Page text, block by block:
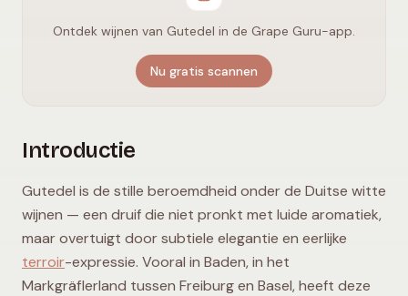
Ontdek wijnen van Gutedel in de Grape Guru-app.
Nu gratis scannen
Introductie
Gutedel is de stille beroemdheid onder de Duitse witte
wijnen — een druif die niet pronkt met luide aromatiek,
maar overtuigt door subtiele elegantie en eerlijke
terroir-expressie. Vooral in Baden, in het
Markgräflerland tussen Freiburg en Basel, heeft deze